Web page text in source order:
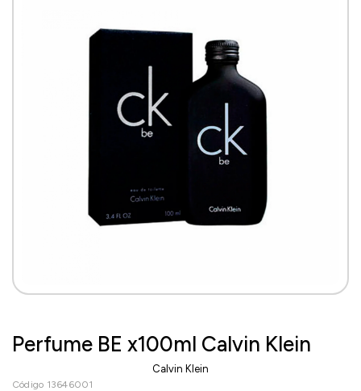
Perfume BE x100ml Calvin Klein
Calvin Klein
Código 13646001